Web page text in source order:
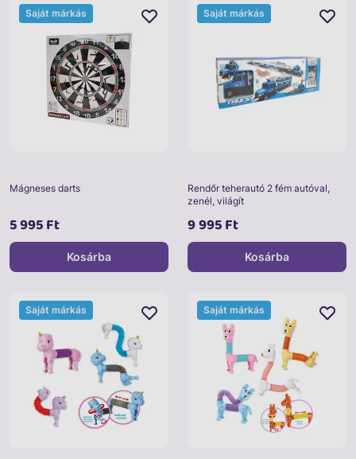
Mágneses darts
5 995 Ft
Saját márkás
Kosárba
Rendőr teherautó 2 fém autóval,
zenél, világít
9 995 Ft
Saját márkás
Kosárba
Saját márkás Saját márkás